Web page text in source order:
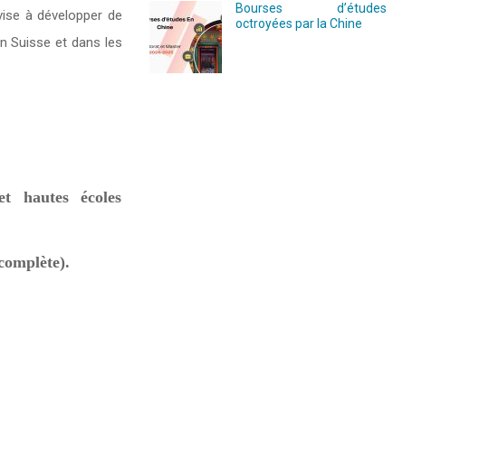
à développer de
Suisse et dans les
hautes écoles
Bourses d’études
octroyées par la Chine